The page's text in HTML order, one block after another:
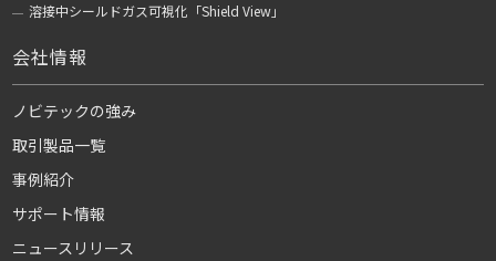
溶接中シールドガス可視化「Shield View」
会社情報
ノビテックの強み
取引製品一覧
事例紹介
サポート情報
ニュースリリース